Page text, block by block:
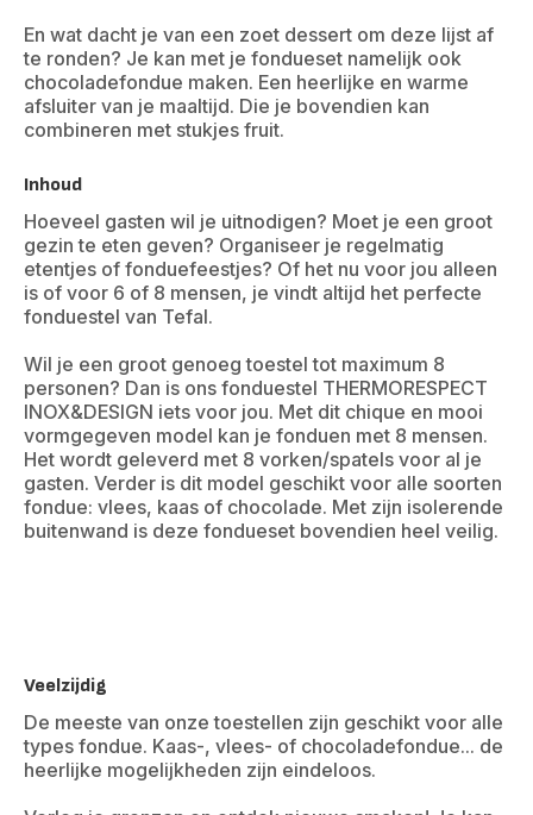
En wat dacht je van een zoet dessert om deze lijst af
te ronden? Je kan met je fondueset namelijk ook
chocoladefondue maken. Een heerlijke en warme
afsluiter van je maaltijd. Die je bovendien kan
combineren met stukjes fruit.
Inhoud
Hoeveel gasten wil je uitnodigen? Moet je een groot
gezin te eten geven? Organiseer je regelmatig
etentjes of fonduefeestjes? Of het nu voor jou alleen
is of voor 6 of 8 mensen, je vindt altijd het perfecte
fonduestel van Tefal.
Wil je een groot genoeg toestel tot maximum 8
personen? Dan is ons fonduestel THERMORESPECT
INOX&DESIGN iets voor jou. Met dit chique en mooi
vormgegeven model kan je fonduen met 8 mensen.
Het wordt geleverd met 8 vorken/spatels voor al je
gasten. Verder is dit model geschikt voor alle soorten
fondue: vlees, kaas of chocolade. Met zijn isolerende
buitenwand is deze fondueset bovendien heel veilig.
Veelzijdig
De meeste van onze toestellen zijn geschikt voor alle
types fondue. Kaas-, vlees- of chocoladefondue... de
heerlijke mogelijkheden zijn eindeloos.